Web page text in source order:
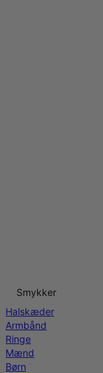
Smykker
Halskæder
Armbånd
Ringe
Mænd
Børn